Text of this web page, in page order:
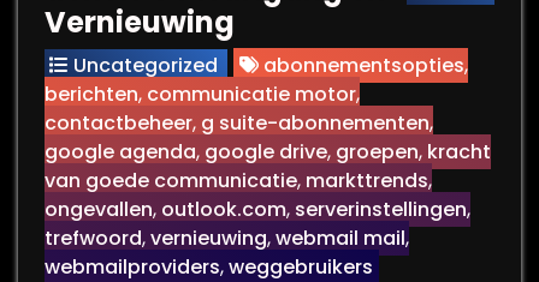
Vernieuwing
Uncategorized abonnementsopties,
berichten, communicatie motor,
contactbeheer, g suite-abonnementen,
google agenda, google drive, groepen, kracht
van goede communicatie, markttrends,
ongevallen, outlook.com, serverinstellingen,
trefwoord,vernieuwing,webmail mail,
webmailproviders,weggebruikers